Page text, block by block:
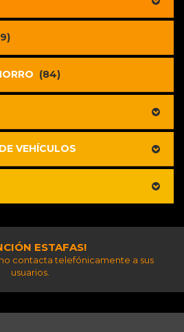
(84)
VEHÍCULOS
ESTAFAS!
contacta telefónicamente a sus
usuarios.